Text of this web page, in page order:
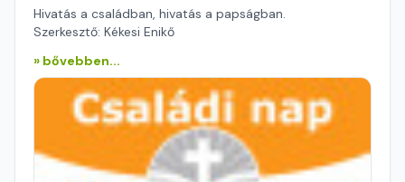
Hivatás a családban, hivatás a papságban.
Szerkesztő: Kékesi Enikő
» bővebben...